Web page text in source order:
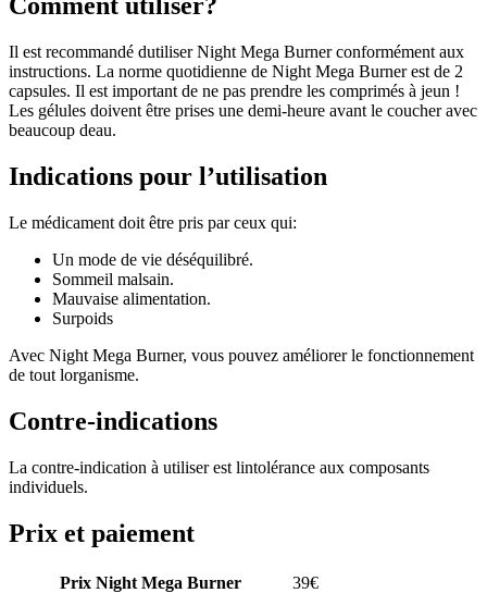
Comment utiliser?
Il est recommandé dutiliser Night Mega Burner conformément aux
instructions. La norme quotidienne de Night Mega Burner est de 2
capsules. Il est important de ne pas prendre les comprimés à jeun !
Les gélules doivent être prises une demi-heure avant le coucher avec
beaucoup deau.
Indications pour l’utilisation
Le médicament doit être pris par ceux qui:
Un mode de vie déséquilibré.
Sommeil malsain.
Mauvaise alimentation.
Surpoids
Avec Night Mega Burner, vous pouvez améliorer le fonctionnement
de tout lorganisme.
Contre-indications
La contre-indication à utiliser est lintolérance aux composants
individuels.
Prix et paiement
Prix Night Mega Burner 39€